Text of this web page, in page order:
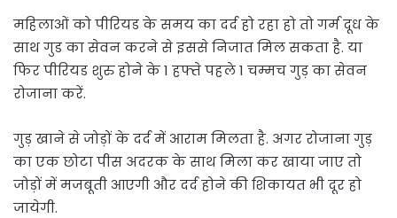
महिलाओं को पीरियड के समय का दर्द हो रहा हो तो गर्म दूध के
साथ गुड का सेवन करने से इससे निजात मिल सकता है. या
फिर पीरियड शुरु होने के 1 हफ्ते पहले 1 चम्मच गुड़ का सेवन
रोजाना करें.
गुड़ खाने से जोड़ों के दर्द में आराम मिलता है. अगर रोजाना गुड़
का एक छोटा पीस अदरक के साथ मिला कर खाया जाए तो
जोड़ों में मजबूती आएगी और दर्द होने की शिकायत भी दूर हो
जायेगी.